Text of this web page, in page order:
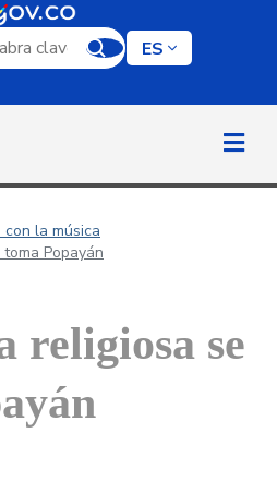
por palabra clave
ES
con la música
Popayán
religiosa se